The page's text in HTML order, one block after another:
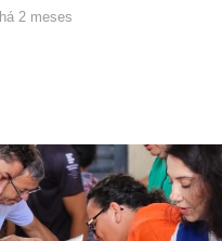
há 2 meses